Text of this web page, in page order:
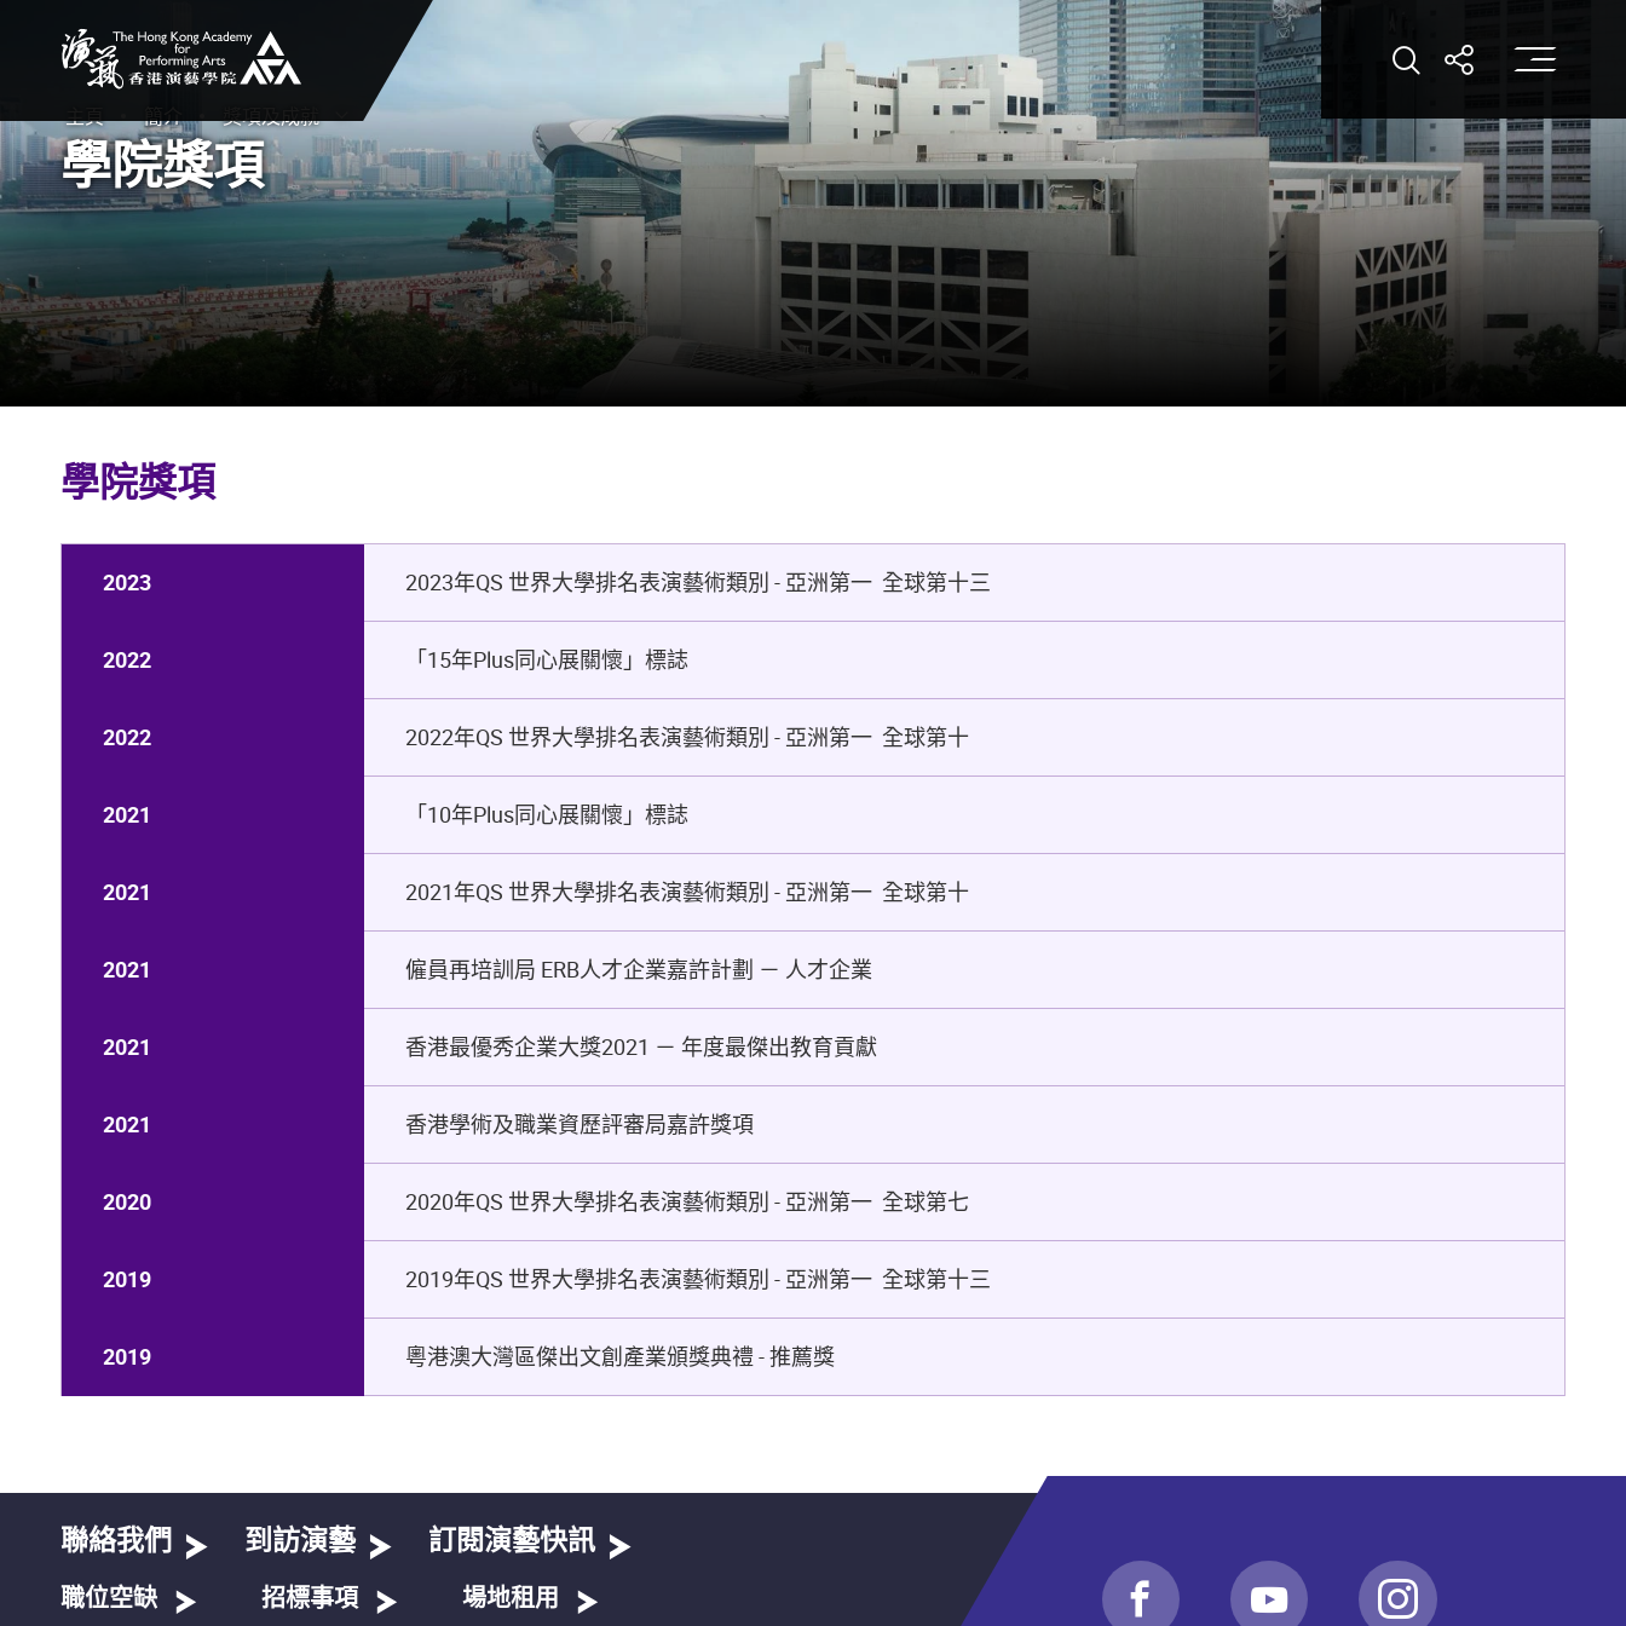
打開搜索打開分享打
主頁 簡介 獎項及成就 打開子選單
關閉子選單
學院獎項
學院獎項
2023 2023年QS 世界大學排名表演藝術類別 - 亞洲第一 全球第十三
2022 「15年Plus同心展關懷」標誌
2022 2022年QS 世界大學排名表演藝術類別 - 亞洲第一 全球第十
2021 「10年Plus同心展關懷」標誌
2021 2021年QS 世界大學排名表演藝術類別 - 亞洲第一 全球第十
2021 僱員再培訓局 ERB人才企業嘉許計劃 － 人才企業
2021 香港最優秀企業大獎2021 － 年度最傑出教育貢獻
2021 香港學術及職業資歷評審局嘉許獎項
2020 2020年QS 世界大學排名表演藝術類別 - 亞洲第一 全球第七
2019 2019年QS 世界大學排名表演藝術類別 - 亞洲第一 全球第十三
2019 粵港澳大灣區傑出文創產業頒獎典禮 - 推薦獎
聯絡我們 到訪演藝 訂閱演藝快訊
職位空缺 招標事項 場地租用